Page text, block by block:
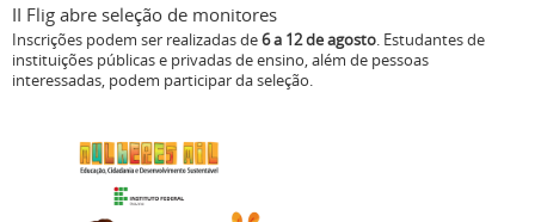
II Flig abre seleção de monitores
Inscrições podem ser realizadas de6 a 12 de agosto. Estudantes de
instituições públicas e privadas de ensino, além de pessoas
interessadas, podem participar da seleção.